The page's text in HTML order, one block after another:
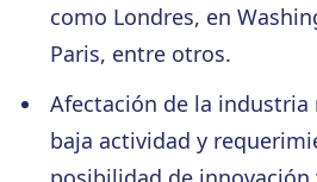
como Londres, en
Paris, entre otros.
Afectación de la
baja actividad y